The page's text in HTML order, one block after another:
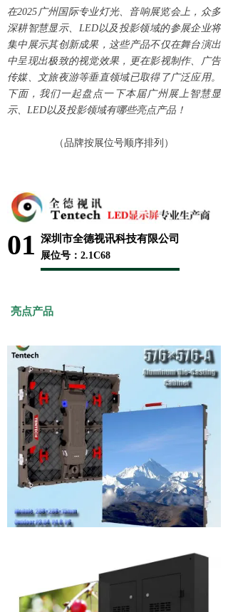
在2025广州国际专业灯光、音响展览会上，众多
深耕智慧显示、LED以及 投影领域的参展企业将
集中展示其创新成果，这些产品不仅在舞台演出
中呈现出极致的视觉效果，更在影视制作、广告
传媒、文旅夜游等垂直领域已取得了广泛应用。
下面，我们一起盘点一下本届广州展上智慧显
示、LED以及投影领域有哪些亮点产品！
（品牌按展位号顺序排列）
01 深圳市全德视讯科技有限公司
展位号：2.1C68
亮点产品